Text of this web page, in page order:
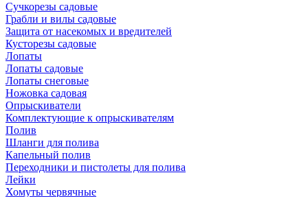
Сучкорезы садовые
Грабли и вилы садовые
Защита от насекомых и вредителей
Кусторезы садовые
Лопаты
Лопаты садовые
Лопаты снеговые
Ножовка садовая
Опрыскиватели
Комплектующие к опрыскивателям
Полив
Шланги для полива
Капельный полив
Переходники и пистолеты для полива
Лейки
Хомуты червячные